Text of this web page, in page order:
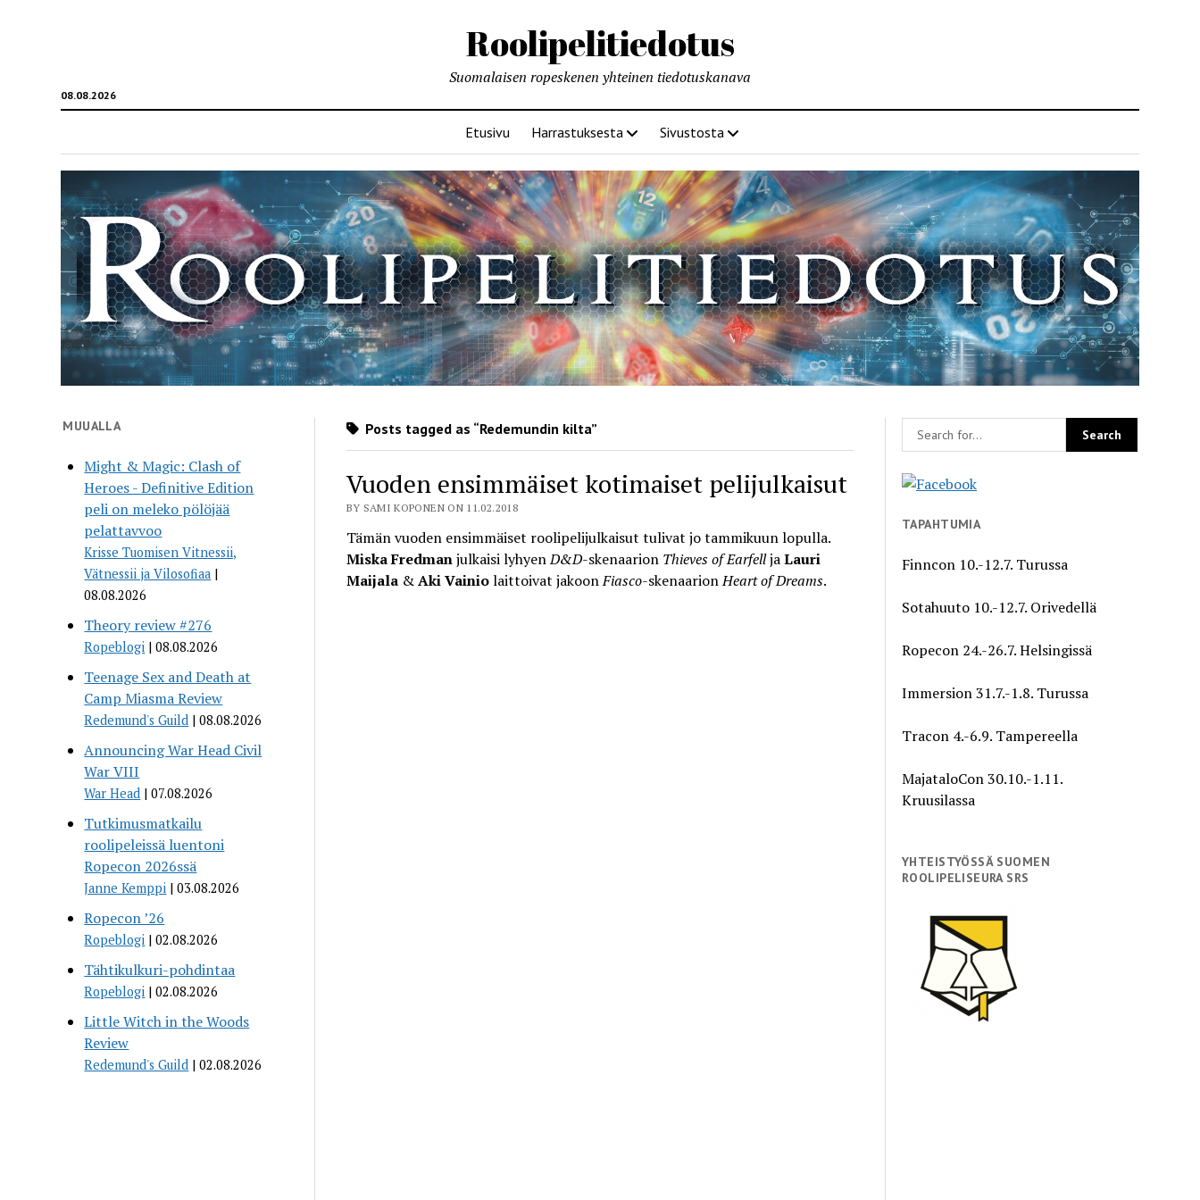
Roolipelitiedotus
08.08.2026
Suomalaisen ropeskenen yhteinen tiedotuskanava
Etusivu Harrastuksesta Sivustosta
MUUALLA
Might & Magic: Clash of
Heroes - Definitive Edition
peli on meleko pölöjää
pelattavvoo
Krisse Tuomisen Vitnessii,
Vätnessii ja Vilosofiaa
08.08.2026
Theory review #276
Ropeblogi 08.08.2026
Teenage Sex and Death at
Camp Miasma Review
Redemund's Guild 08.08.2026
Announcing War Head Civil
War VIII
War Head 07.08.2026
Tutkimusmatkailu
roolipeleissä luentoni
Ropecon 2026ssä
Janne Kemppi 03.08.2026
Ropecon ’26
Ropeblogi 02.08.2026
Tähtikulkuri-pohdintaa
Ropeblogi 02.08.2026
Little Witch in the Woods
Review
Redemund's Guild 02.08.2026
Posts tagged as “Redemundin kilta”
Vuoden ensimmäiset kotimaiset pelijulkaisut
BY SAMI KOPONEN ON 11.02.2018
Tämän vuoden ensimmäiset roolipelijulkaisut tulivat jo tammikuun lopulla.
Miska Fredmanjulkaisi lyhyenD&D-skenaarion Thieves of EarfelljaLauri
Maijala&Aki Vainiolaittoivat jakoonFiasco-skenaarionHeart of Dreams.
TAPAHTUMIA
Finncon 10.-12.7. Turussa
Sotahuuto 10.-12.7. Orivedellä
Ropecon 24.-26.7. Helsingissä
Immersion 31.7.-1.8. Turussa
Tracon 4.-6.9. Tampereella
MajataloCon 30.10.-1.11.
Kruusilassa
YHTEISTYÖSSÄ SUOMEN
ROOLIPELISEURA SRS